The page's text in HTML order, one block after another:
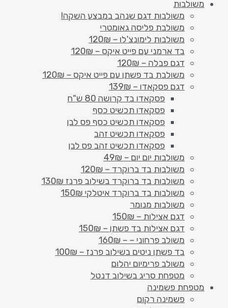
משולבות
משולבות דגם שנהב במבצע השקה!
משולבת פליסה גאומטרי
משולבות לימונצ'לו – 120₪
בד ארמני עם פייט איקס – 120₪
דגם פבלה – 120₪
משולבת בד פשתן עם פייט איקס – 120₪
דגם פסקאדו – 139₪
פסקאדו בד קרושה 80 ש"ח
פסקאדו תכשיט כסף
פסקאדו תכשיט כסף פס לבן
פסקאדו תכשיט זהב
פסקאדו תכשיט זהב פס לבן
משולבות יום יום – 49₪
משולבות בד ברוקרד – 120₪
משולבות בד ברוקרד בשילוב פרנז 130₪
משולבות בד ברוקרד איטלקי 150₪
משולבות מנומר
דגם אצילות – 150₪
דגם אצילות בד פשתן – 150₪
משולב פרחוני – – 160₪
בד פשתן ניטים בשילוב פרנז – 100₪
משולב פרימיום יהלום
מטפחת סריג בשילוב דנטל
מטפחת פשמינה
פשמינה רקום